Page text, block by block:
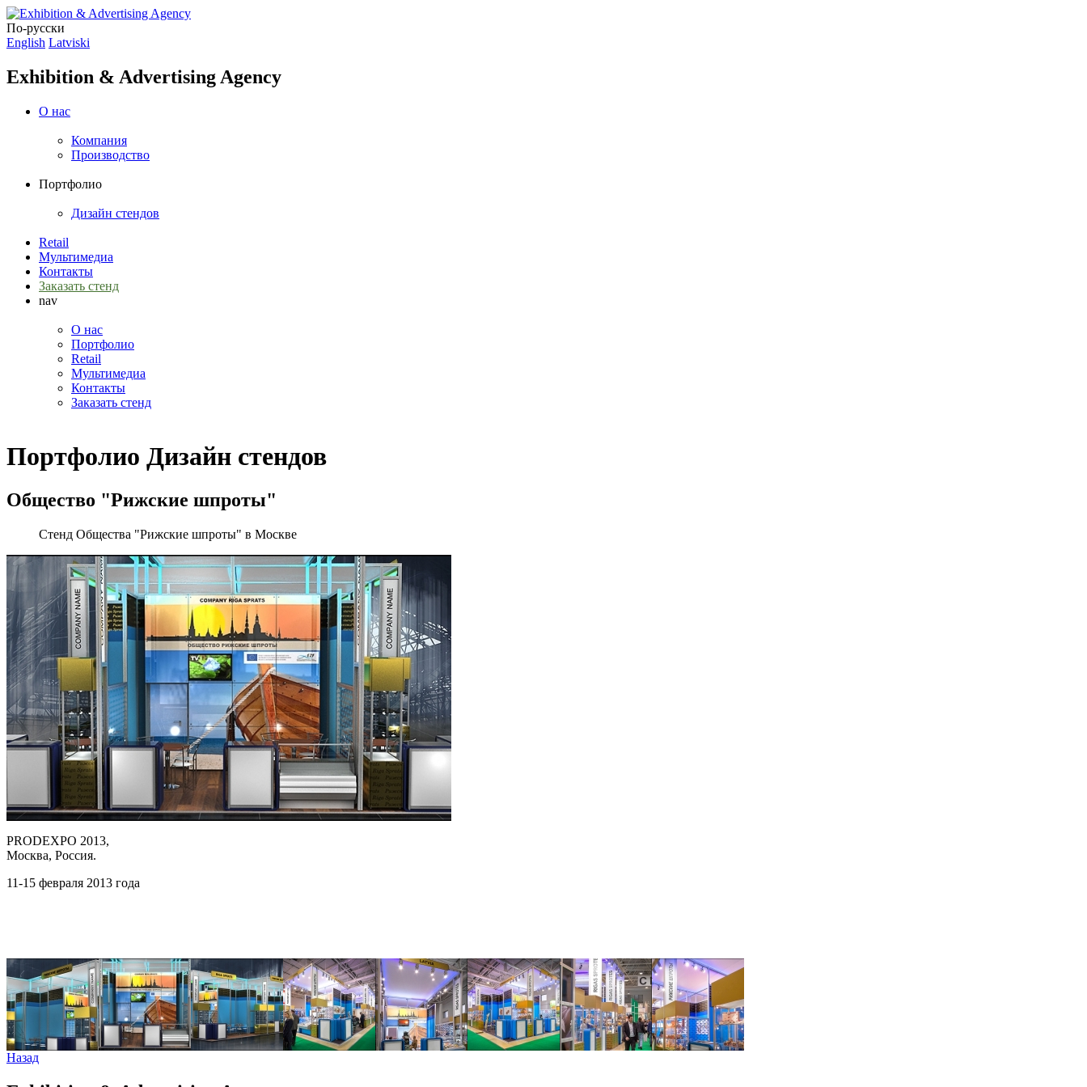
По-русски
English Latviski
Exhibition & Advertising Agency
О нас
Компания
Производство
Портфолио
Дизайн стендов
Retail
Мультимедиа
Контакты
Заказать стенд
nav
О нас
Портфолио
Retail
Мультимедиа
Контакты
Заказать стенд
Портфолио Дизайн стендов
Общество "Рижские шпроты"
Стенд Общества "Рижские шпроты" в Москве
PRODEXPO 2013,
Москва, Россия.
11-15 февраля 2013 года
Назад